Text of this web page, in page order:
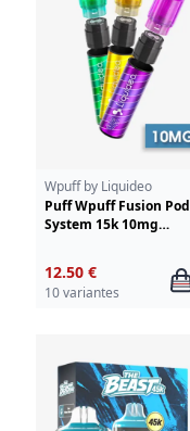
Wpuff by Liquideo
Puff Wpuff Fusion Pod
System 15k 10mg
12.50 €
10 variantes